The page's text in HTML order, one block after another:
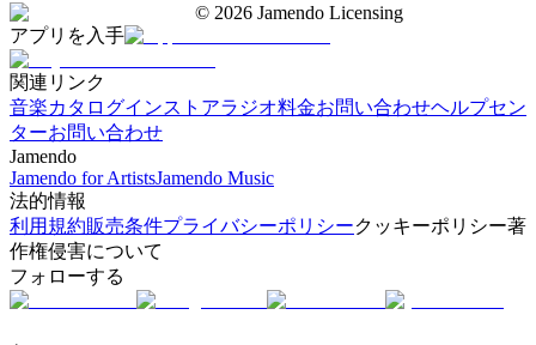
© 2026 Jamendo Licensing
アプリを入手
関連リンク
音楽カタログインストアラジオ料金お問い合わせヘルプセン
ターお問い合わせ
Jamendo
Jamendo for ArtistsJamendo Music
法的情報
利用規約販売条件プライバシーポリシークッキーポリシー著
作権侵害について
フォローする